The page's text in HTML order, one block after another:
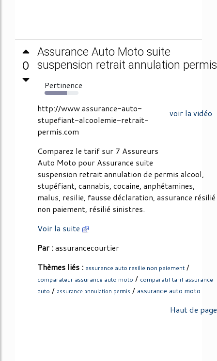
0
Assurance Auto Moto suite
suspension retrait annulation permis
Pertinence
65%
voir la vidéo
http://www.assurance-auto-
stupefiant-alcoolemie-retrait-
permis.com
Comparez le tarif sur 7 Assureurs
Auto Moto pour Assurance suite
suspension retrait annulation de permis alcool,
stupéfiant, cannabis, cocaine, anphétamines,
malus, resilie, fausse déclaration, assurance résilié
non paiement, résilié sinistres.
Voir la suite
Par :assurancecourtier
Thèmes liés : assurance auto resilie non paiement /
comparateur assurance auto moto / comparatif tarif assurance
auto / assurance annulation permis / assurance auto moto
Haut de page